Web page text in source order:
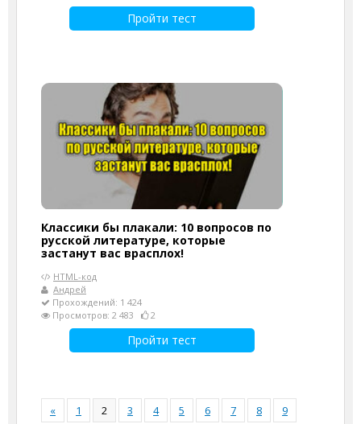
Пройти тест
Классики бы плакали: 10 вопросов по
русской литературе, которые
застанут вас врасплох!
HTML-код
Андрей
Прохождений: 1 424
Просмотров: 2 483
2
Пройти тест
« 1 2 3 4 5 6 7 8
9